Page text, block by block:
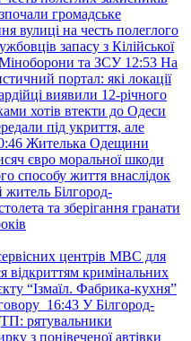
громадське
вулиці на честь полеглого
запасу з Кілійської
та ЗСУ 12:53 На
портал: які локації
виявили 12-річного
хотів втекти до Одеси
під укриття, але
Жителька Одещини
євро моральної шкоди
способу життя внаслідок
житель Білгород-
та зберігання гранати
центрів МВС для
відкриттям кримінальних
“Ізмаїл. Фабрика-кухня”
16:43 У Білгород-
рятувальники
з понівеченої автівки